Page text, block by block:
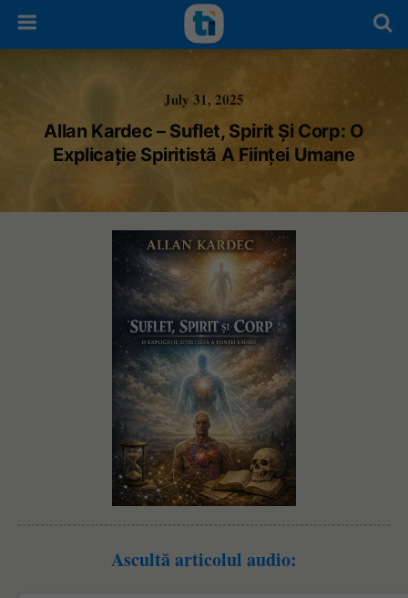
July 31, 2025
Allan Kardec – Suflet, Spirit Și Corp: O
Explicație Spiritistă A Ființei Umane
Ascultă articolul audio: